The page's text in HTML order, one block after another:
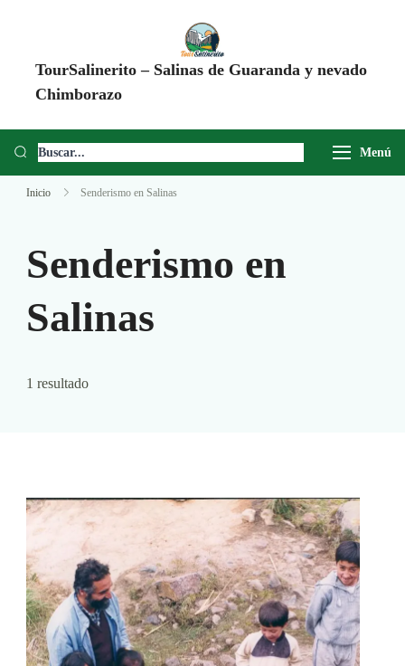
TourSalinerito – Salinas de Guaranda y nevado
Chimborazo
Chimborazo, Minas de Sal, Quesera El Salinerito, Chocolates El
Menú
Inicio Senderismo en Salinas
Senderismo en
Salinas
1 resultado